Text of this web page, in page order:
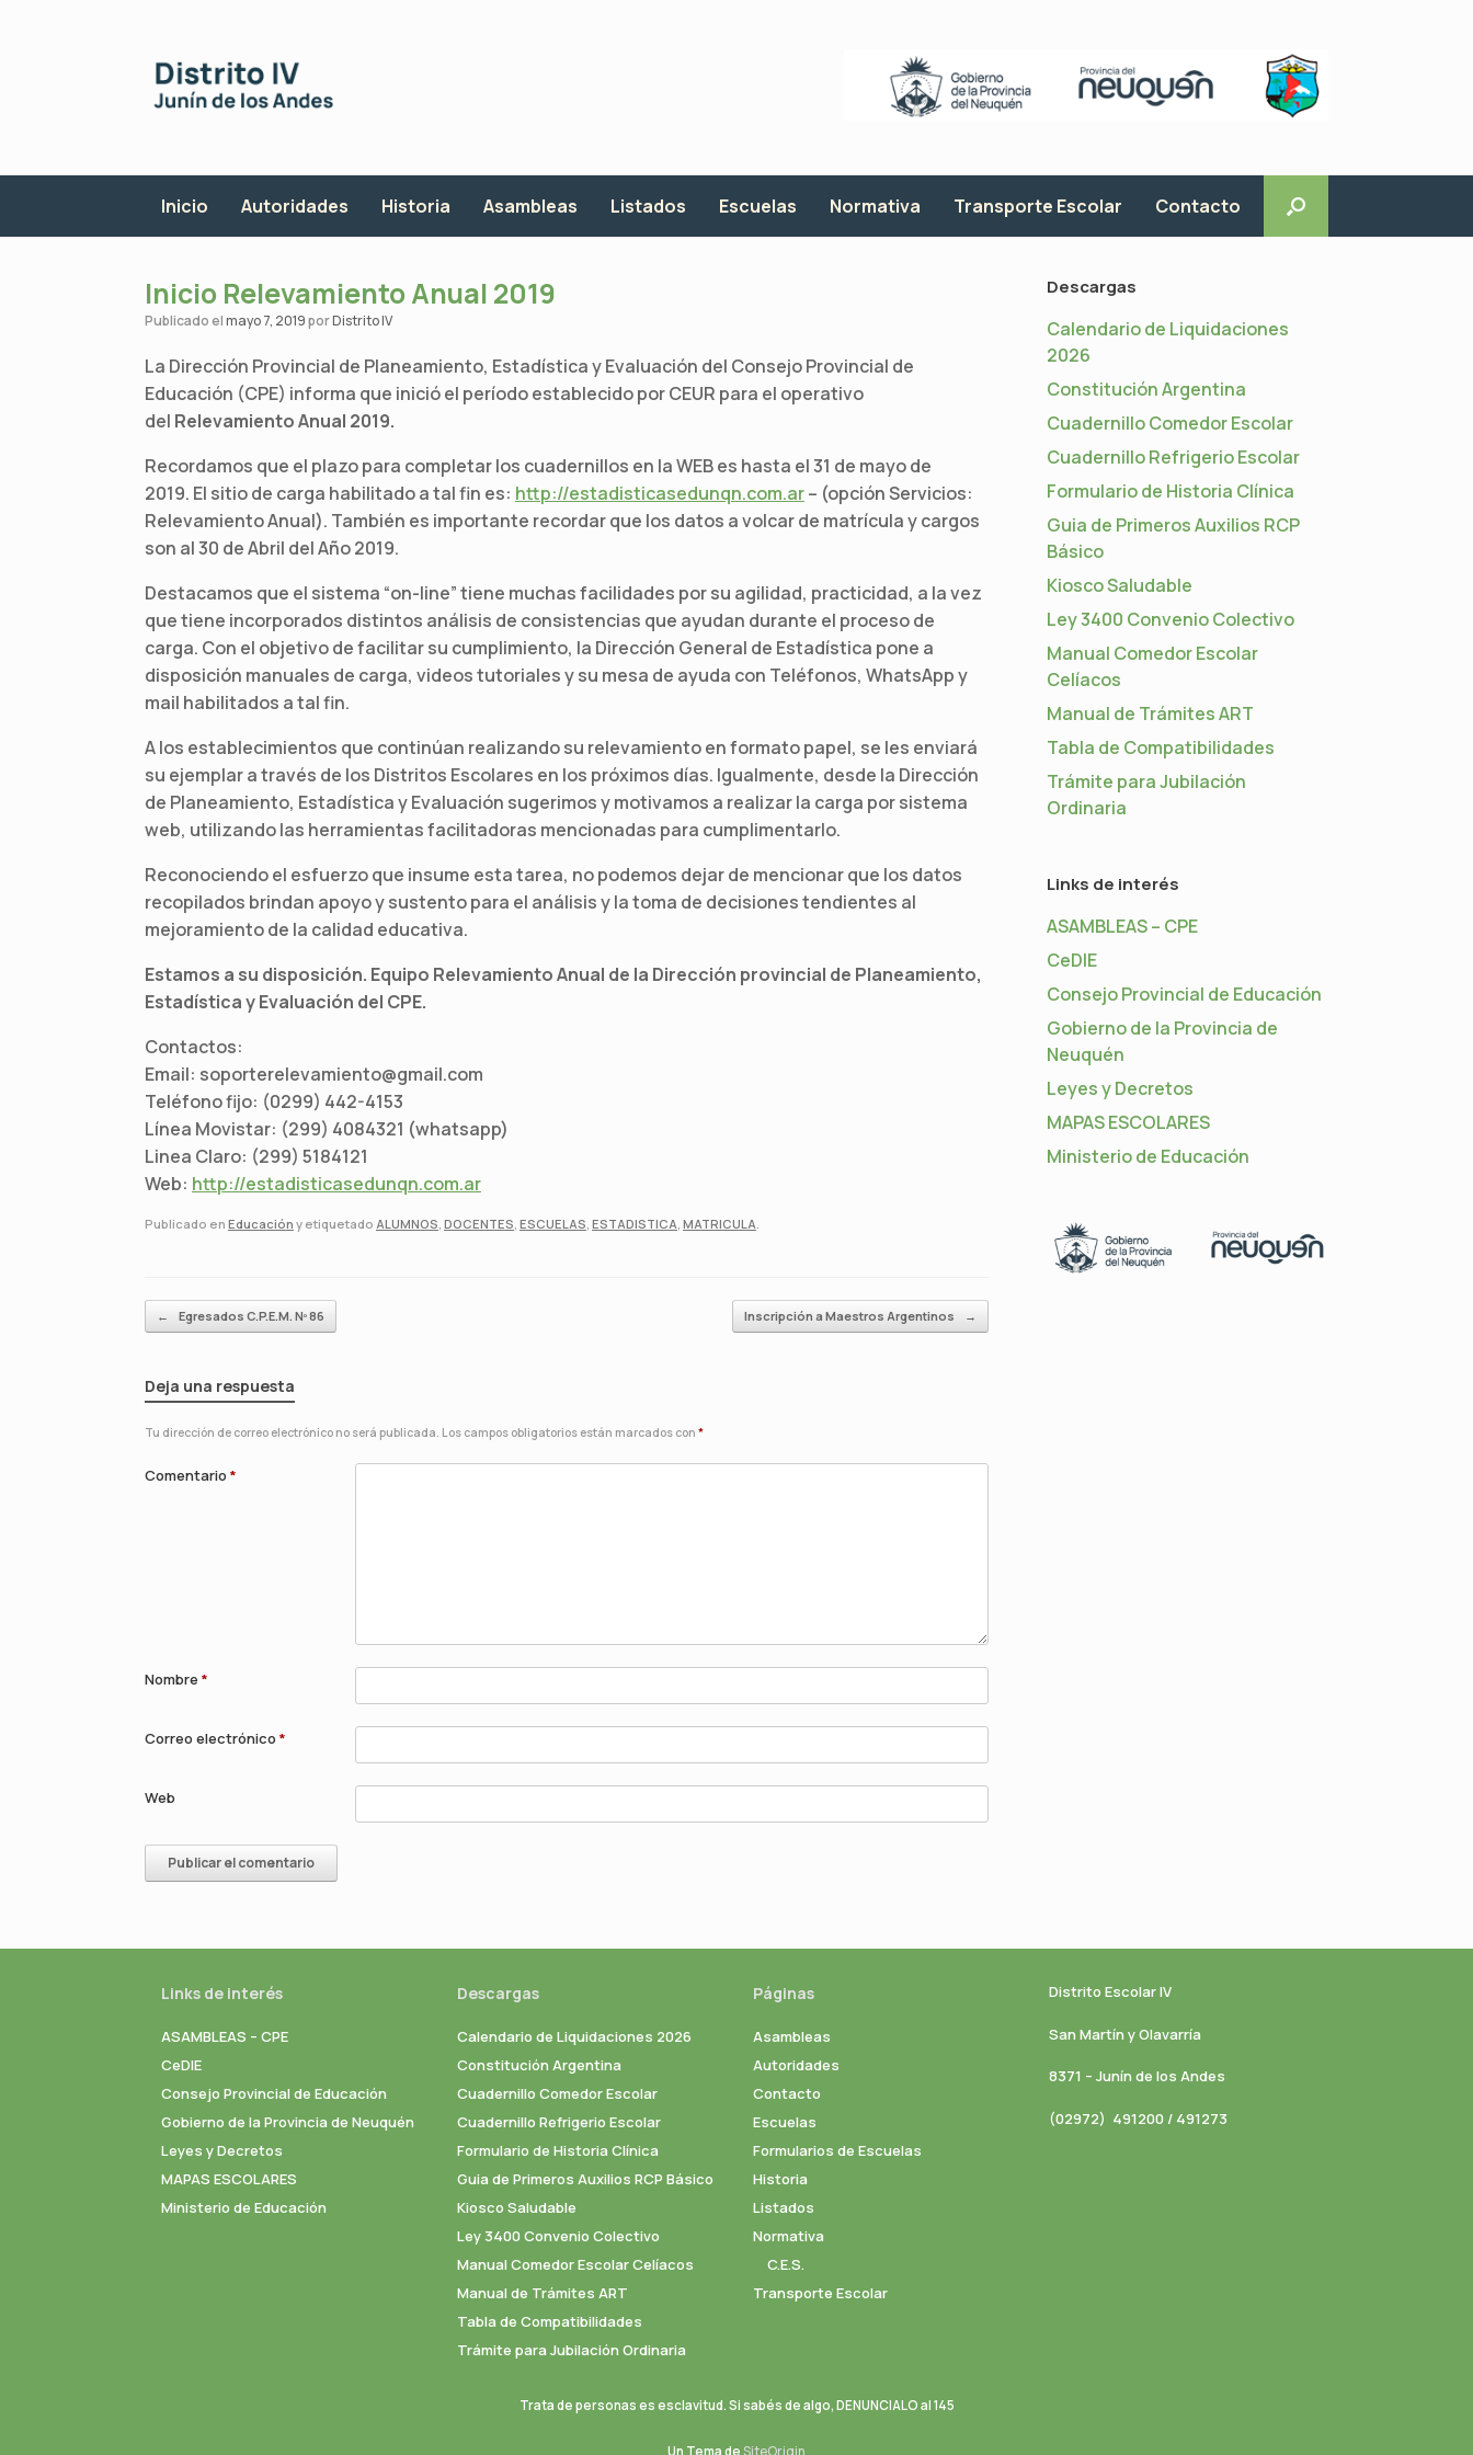
Inicio Autoridades Historia Asambleas Listados Escuelas Normativa Transporte Escolar Contacto
Inicio Relevamiento Anual 2019
Publicado elmayo 7, 2019porDistrito IV
La Dirección Provincial de Planeamiento, Estadística y Evaluación del Consejo Provincial de
Educación (CPE) informa que inició el período establecido por CEUR para el operativo
del Relevamiento Anual 2019.
Recordamos que el plazo para completar los cuadernillos en la WEB es hasta el 31 de mayo de
2019. El sitio de carga habilitado a tal fin es: http://estadisticasedunqn.com.ar– (opción Servicios:
Relevamiento Anual). También es importante recordar que los datos a volcar de matrícula y cargos
son al 30 de Abril del Año 2019.
Destacamos que el sistema “on-line” tiene muchas facilidades por su agilidad, practicidad, a la vez
que tiene incorporados distintos análisis de consistencias que ayudan durante el proceso de
carga. Con el objetivo de facilitar su cumplimiento, la Dirección General de Estadística pone a
disposición manuales de carga, videos tutoriales y su mesa de ayuda con Teléfonos, WhatsApp y
mail habilitados a tal fin.
A los establecimientos que continúan realizando su relevamiento en formato papel, se les enviará
su ejemplar a través de los Distritos Escolares en los próximos días. Igualmente, desde la Dirección
de Planeamiento, Estadística y Evaluación sugerimos y motivamos a realizar la carga por sistema
web, utilizando las herramientas facilitadoras mencionadas para cumplimentarlo.
Reconociendo el esfuerzo que insume esta tarea, no podemos dejar de mencionar que los datos
recopilados brindan apoyo y sustento para el análisis y la toma de decisiones tendientes al
mejoramiento de la calidad educativa.
Estamos a su disposición. Equipo Relevamiento Anual de la Dirección provincial de Planeamiento,
Estadística y Evaluación del CPE.
Contactos:
Email: soporterelevamiento@gmail.com
Teléfono fijo: (0299) 442-4153
Línea Movistar: (299) 4084321 (whatsapp)
Linea Claro: (299) 5184121
Web: http://estadisticasedunqn.com.ar
Publicado en Educación y etiquetado ALUMNOS, DOCENTES, ESCUELAS, ESTADISTICA, MATRICULA.
Navegador de artículos
← Egresados C.P.E.M. Nº 86 Inscripción a Maestros Argentinos →
Deja una respuesta
Tu dirección de correo electrónico no será publicada. Los campos obligatorios están marcados con *
Comentario *
Nombre *
Correo electrónico *
Web
Descargas
Calendario de Liquidaciones
2026
Constitución Argentina
Cuadernillo Comedor Escolar
Cuadernillo Refrigerio Escolar
Formulario de Historia Clínica
Guia de Primeros Auxilios RCP
Básico
Kiosco Saludable
Ley 3400 Convenio Colectivo
Manual Comedor Escolar
Celíacos
Manual de Trámites ART
Tabla de Compatibilidades
Trámite para Jubilación
Ordinaria
Links de interés
ASAMBLEAS – CPE
CeDIE
Consejo Provincial de Educación
Gobierno de la Provincia de
Neuquén
Leyes y Decretos
MAPAS ESCOLARES
Ministerio de Educación
Links de interés
ASAMBLEAS – CPE
CeDIE
Consejo Provincial de Educación
Gobierno de la Provincia de Neuquén
Leyes y Decretos
MAPAS ESCOLARES
Ministerio de Educación
Descargas
Calendario de Liquidaciones 2026
Constitución Argentina
Cuadernillo Comedor Escolar
Cuadernillo Refrigerio Escolar
Formulario de Historia Clínica
Guia de Primeros Auxilios RCP Básico
Kiosco Saludable
Ley 3400 Convenio Colectivo
Manual Comedor Escolar Celíacos
Manual de Trámites ART
Tabla de Compatibilidades
Trámite para Jubilación Ordinaria
Páginas
Asambleas
Autoridades
Contacto
Escuelas
Formularios de Escuelas
Historia
Listados
Normativa
C.E.S.
Transporte Escolar
Distrito Escolar IV
San Martín y Olavarría
8371 – Junín de los Andes
(02972) 491200 / 491273
Trata de personas es esclavitud. Si sabés de algo, DENUNCIALO al 145
Un Tema de SiteOrigin